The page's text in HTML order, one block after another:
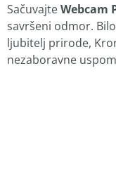
SačuvajteWebcam
savršeni odmor.
ljubitelj prirode,
nezaboravne